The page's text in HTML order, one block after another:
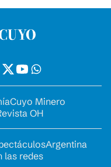
Cuyo Minero
OH
Argentina
las redes